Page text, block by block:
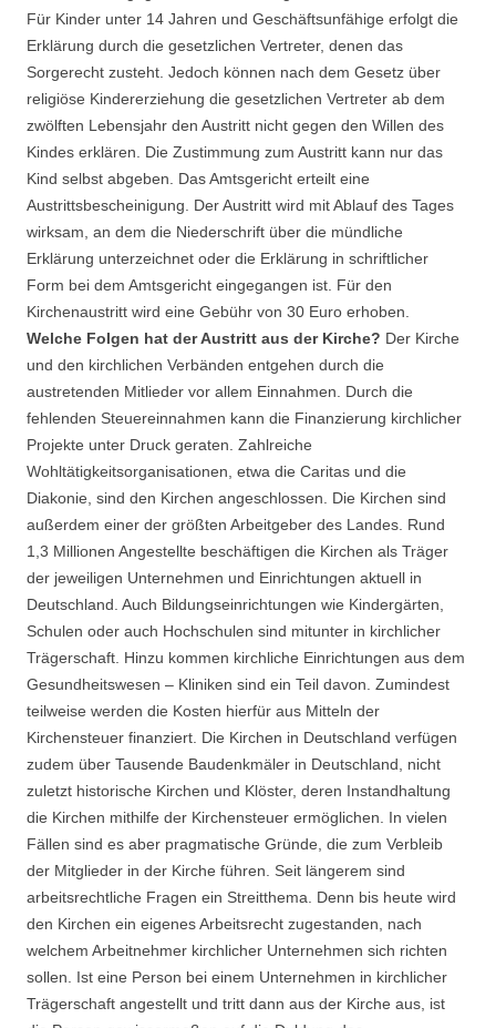
Für Kinder unter 14 Jahren und Geschäftsunfähige erfolgt die
Erklärung durch die gesetzlichen Vertreter, denen das
Sorgerecht zusteht. Jedoch können nach dem Gesetz über
religiöse Kindererziehung die gesetzlichen Vertreter ab dem
zwölften Lebensjahr den Austritt nicht gegen den Willen des
Kindes erklären. Die Zustimmung zum Austritt kann nur das
Kind selbst abgeben. Das Amtsgericht erteilt eine
Austrittsbescheinigung. Der Austritt wird mit Ablauf des Tages
wirksam, an dem die Niederschrift über die mündliche
Erklärung unterzeichnet oder die Erklärung in schriftlicher
Form bei dem Amtsgericht eingegangen ist. Für den
Kirchenaustritt wird eine Gebühr von 30 Euro erhoben.
Welche Folgen hat der Austritt aus der Kirche? Der Kirche
und den kirchlichen Verbänden entgehen durch die
austretenden Mitlieder vor allem Einnahmen. Durch die
fehlenden Steuereinnahmen kann die Finanzierung kirchlicher
Projekte unter Druck geraten. Zahlreiche
Wohltätigkeitsorganisationen, etwa die Caritas und die
Diakonie, sind den Kirchen angeschlossen. Die Kirchen sind
außerdem einer der größten Arbeitgeber des Landes. Rund
1,3 Millionen Angestellte beschäftigen die Kirchen als Träger
der jeweiligen Unternehmen und Einrichtungen aktuell in
Deutschland. Auch Bildungseinrichtungen wie Kindergärten,
Schulen oder auch Hochschulen sind mitunter in kirchlicher
Trägerschaft. Hinzu kommen kirchliche Einrichtungen aus dem
Gesundheitswesen – Kliniken sind ein Teil davon. Zumindest
teilweise werden die Kosten hierfür aus Mitteln der
Kirchensteuer finanziert. Die Kirchen in Deutschland verfügen
zudem über Tausende Baudenkmäler in Deutschland, nicht
zuletzt historische Kirchen und Klöster, deren Instandhaltung
die Kirchen mithilfe der Kirchensteuer ermöglichen. In vielen
Fällen sind es aber pragmatische Gründe, die zum Verbleib
der Mitglieder in der Kirche führen. Seit längerem sind
arbeitsrechtliche Fragen ein Streitthema. Denn bis heute wird
den Kirchen ein eigenes Arbeitsrecht zugestanden, nach
welchem Arbeitnehmer kirchlicher Unternehmen sich richten
sollen. Ist eine Person bei einem Unternehmen in kirchlicher
Trägerschaft angestellt und tritt dann aus der Kirche aus, ist